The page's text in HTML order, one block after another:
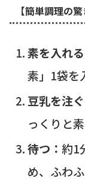
【簡単調理の
素を入れる
素」1袋を
豆乳を注ぐ
っくりと
待つ： 約1
め、ふわ